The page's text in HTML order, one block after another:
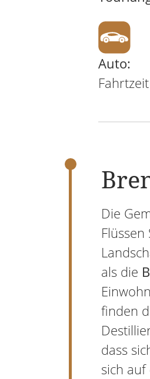
Auto:
Die
als die
finden
dass
sich